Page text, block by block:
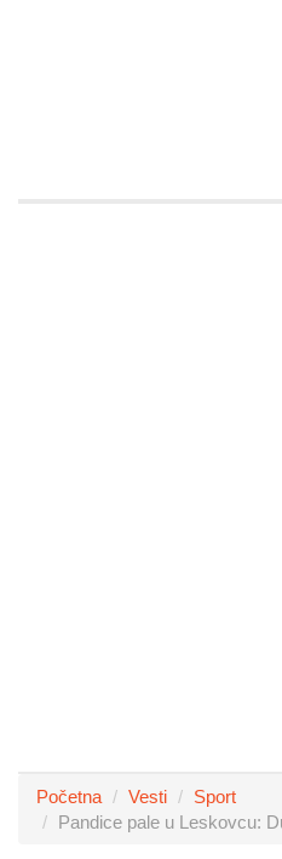
Početna Vesti
Sport
Pandice pale u Leskovcu: